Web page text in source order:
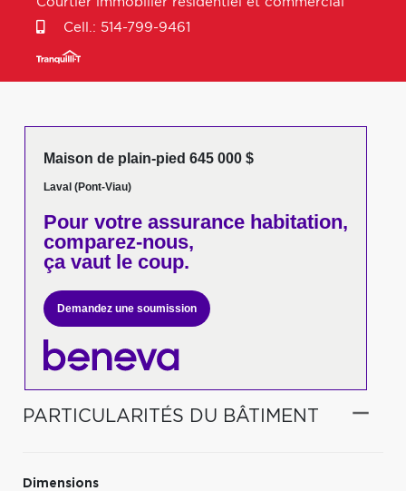
Cell.: 514-799-9461
Maison de plain-pied 645 000 $
Laval (Pont-Viau)
Pour votreassurance habitation,
comparez-nous,
ça vaut le coup.
Demandez une soumission
PARTICULARITÉS DU BÂTIMENT
Dimensions